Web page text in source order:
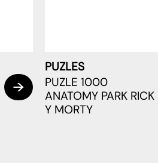
PUZLES
PUZLE 1000
ANATOMY PARK RICK
Y MORTY